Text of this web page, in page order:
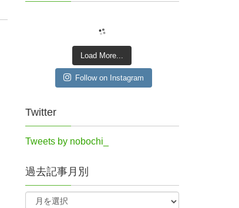
Load More...
Follow on Instagram
Twitter
Tweets by nobochi_
過去記事月別